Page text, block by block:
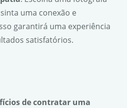
uma conexão e
garantirá uma experiência
satisfatórios.
de contratar uma